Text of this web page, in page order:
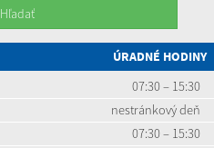
Hľadať
ÚRADNÉ HODINY
07:30 – 15:30
nestránkový deň
07:30 – 15:30